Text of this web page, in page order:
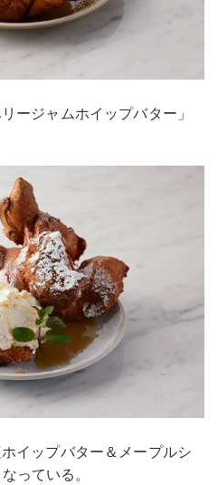
ージャムホイップバター」
イップバター＆メープルシ
っている。